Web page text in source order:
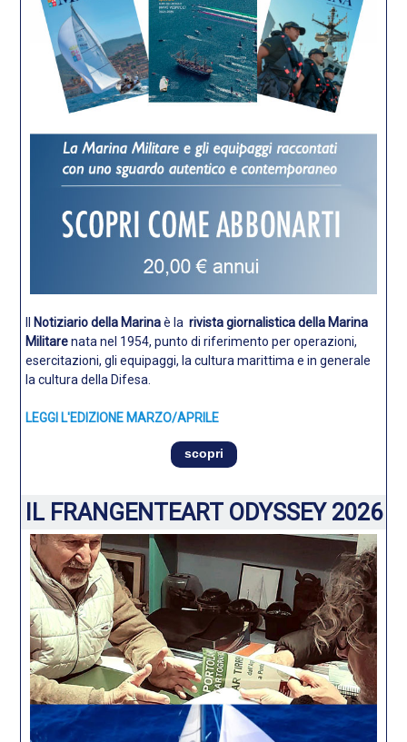
Notiziario della Marinaè la rivista giornalistica della Marina
Militarenata nel 1954, punto di riferimento per operazioni,
esercitazioni, gli equipaggi, la cultura marittima e in generale
la cultura della Difesa.
LEGGI L'EDIZIONE MARZO/APRILE
scopri
IL FRANGENTEART ODYSSEY 2026